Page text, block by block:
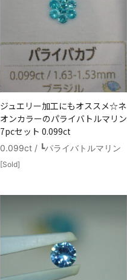
ジュエリー加工にもオススメ☆ネ
オンカラーのパライバトルマリン
7pcセット 0.099ct
0.099ct / ┗パライバトルマリン
[Sold]